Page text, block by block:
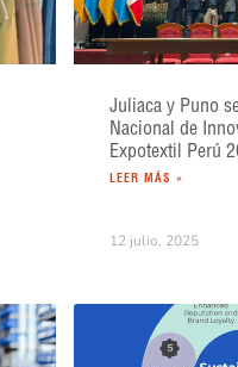
Juliaca y Puno
Nacional de
Expotextil Perú
LEER MÁS »
12 julio, 2025